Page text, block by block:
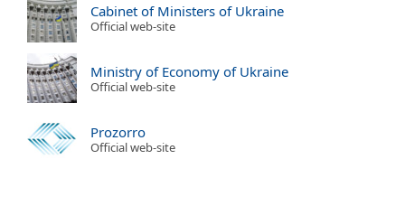
Cabinet of Ministers of Ukraine
Official web-site
Ministry of Economy of Ukraine
Official web-site
Prozorro
Official web-site